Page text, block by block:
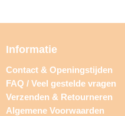
Informatie
Contact & Openingstijden
FAQ / Veel gestelde vragen
Verzenden & Retourneren
Algemene Voorwaarden